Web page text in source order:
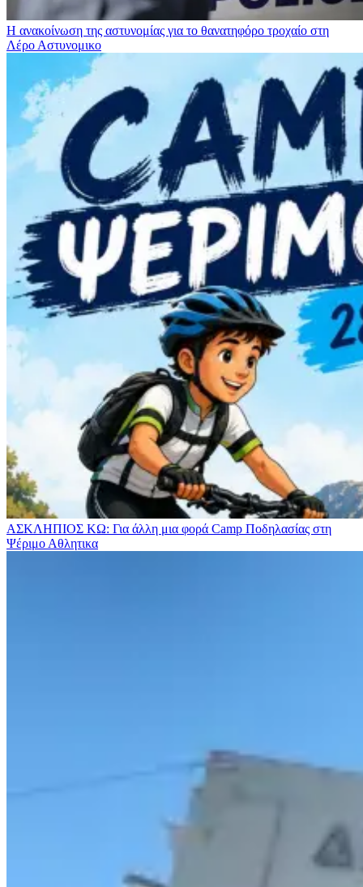
Η ανακοίνωση της αστυνομίας για το θανατηφόρο τροχαίο στη
Λέρο Αστυνομικο
ΑΣΚΛΗΠΙΟΣ ΚΩ: Για άλλη μια φορά Camp Ποδηλασίας στη
Ψέριμο Αθλητικα